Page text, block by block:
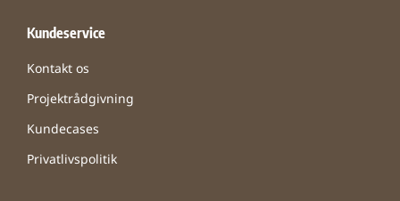
Kundeservice
Kontakt os
Projektrådgivning
Kundecases
Privatlivspolitik